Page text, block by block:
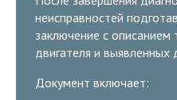
неисправностей
заключение с описанием
двигателя и выявленных
Документ включает: